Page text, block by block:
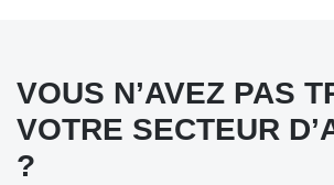
VOUS N’AVEZ PAS
VOTRE SECTEUR
?